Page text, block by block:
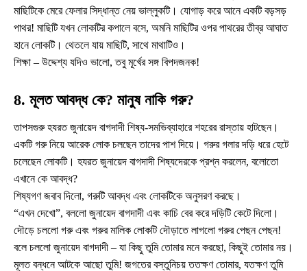
মাছিটিকে মেরে ফেলার সিদ্ধান্ত নেয় ভাল্লুকটি। যোগাড় করে আনে একটি বড়সড়
পাথর! মাছিটি যখন লোকটির কপালে বসে, অমনি মাছিটির ওপর পাথরের তীব্র আঘাত
হানে লোকটি। থেতলে যায় মাছিটি, সাথে মাথাটিও।
শিক্ষা – উদ্দেশ্য যদিও ভালো, তবু মূর্খের সঙ্গ বিপদজনক!
8. মূলত আবদ্ধ কে? মানুষ নাকি গরু?
তাপসগুরু হযরত জুনায়েদ বাগদাদী শিষ্য-সমভিব্যাহারে শহরের রাস্তায় হাটছেন।
একটি গরু নিয়ে আরেক লোক চলছেন তাদের পাশ দিয়ে। গরুর গলার দড়ি ধরে হেটে
চলেছেন লোকটি। হযরত জুনায়েদ বাগদাদী শিষ্যদেরকে প্রশ্ন করলেন, বলোতো
এখানে কে আবদ্ধ?
শিষ্যগণ জবাব দিলো, গরুটি আবদ্ধ এবং লোকটিকে অনুসরণ করছে।
“এখন দেখো”, বললো জুনায়েদ বাগদাদী এবং কাচি বের করে দড়িটি কেটে দিলো।
দৌড়ে চললো গরু এবং গরুর মালিক লোকটি দৌড়াতে লাগলো গরুর পেছন পেছন!
বলে চললো জুনায়েদ বাগদাদী – যা কিছু তুমি তোমার মনে করছো, কিছুই তোমার নয়।
মূলত বন্ধনে আটকে আছো তুমি! জগতের বস্তুনিচয় ততক্ষণ তোমার, যতক্ষণ তুমি